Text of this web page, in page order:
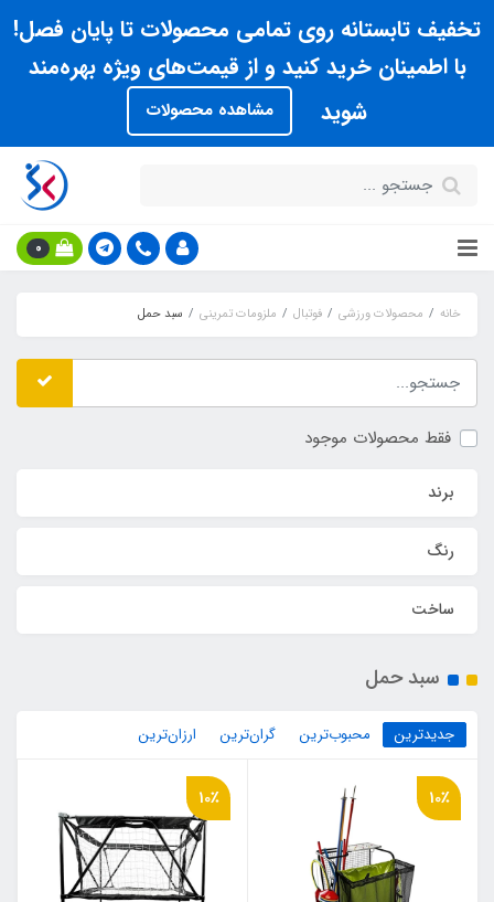
تخفیف تابستانه روی تمامی محصولات تا پایان فصل!
با اطمینان خرید کنید و از قیمت‌های ویژه بهره‌مند
شوید
مشاهده محصولات
0
خانه محصولات ورزشی فوتبال ملزومات تمرینی سبد حمل
فقط محصولات موجود
برند
رنگ
ساخت
سبد حمل
جدیدترین محبوب‌ترین گران‌ترین ارزان‌ترین
10٪ 10٪